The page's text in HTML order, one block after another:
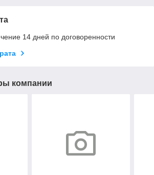
14 дней по договоренности
компании